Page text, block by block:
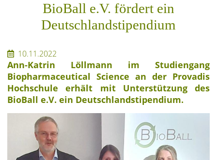
BioBall e.V. fördert ein
Deutschlandstipendium
10.11.2022
Ann-Katrin Löllmann im Studiengang
Biopharmaceutical Science an der Provadis
Hochschule erhält mit Unterstützung des
BioBall e.V. ein Deutschlandstipendium.